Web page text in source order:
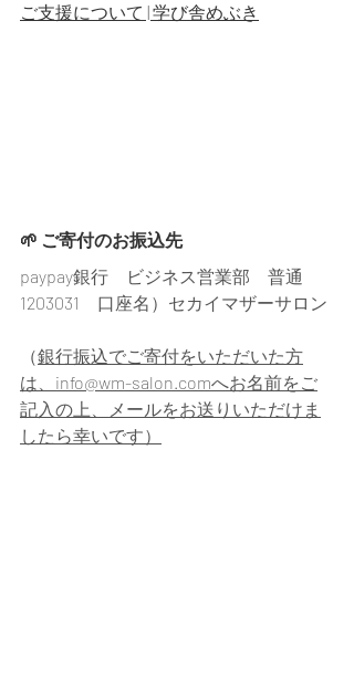
ご支援について | 学び舎めぶき
🌱 ご寄付のお振込先
paypay銀行　ビジネス営業部　普通
1203031　口座名）セカイマザーサロン
（銀行振込でご寄付をいただいた方
は、info@wm-salon.comへお名前をご
記入の上、メールをお送りいただけま
したら幸いです）